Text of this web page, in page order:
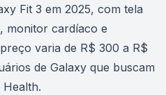
Fit 3 em 2025, com tela
monitor cardíaco e
varia de R$ 300 a R$
de Galaxy que buscam